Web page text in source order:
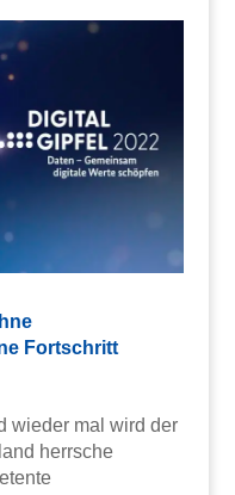
Fortschritt
wieder mal wird der
herrsche